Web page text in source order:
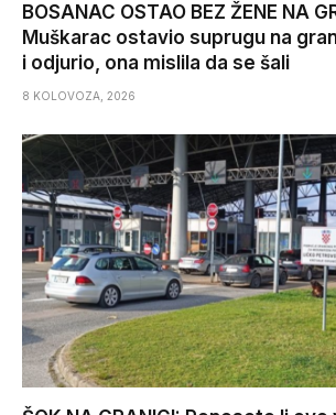
BOSANAC OSTAO BEZ ŽENE NA
Muškarac ostavio suprugu na
i odjurio, ona mislila da se šali
8 KOLOVOZA, 2026